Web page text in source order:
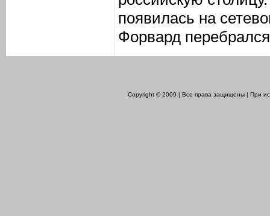
появилась на
Форвард
Copyright © 2009 | Все права защищены | При